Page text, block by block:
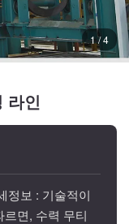
1 / 4
라인
정보 : 기술적이
면, 수력 무티